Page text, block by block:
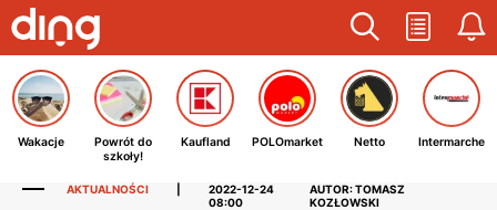
Wakacje
Powrót do
szkoły!
Kaufland POLOmarket Netto Intermarche
AKTUALNOŚCI
2022-12-24
08:00
AUTOR: TOMASZ
KOZŁOWSKI